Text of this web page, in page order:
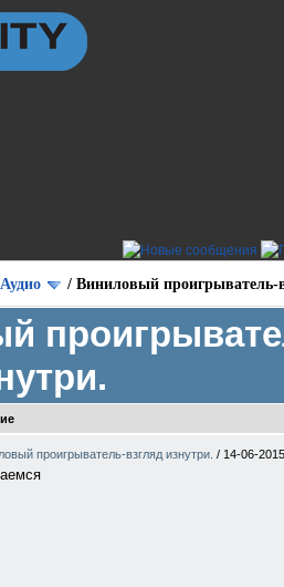
/ Виниловый проигрыватель-
проигрыватель-взгляд изнутри. / 14-06-